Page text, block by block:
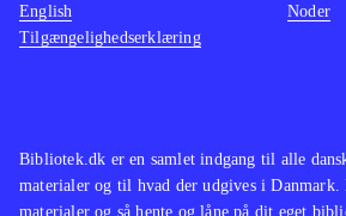
Bibliotek.dk er en samlet indgang til alle
materialer og til hvad der udgives i Danmark.
materialer og så hente og låne på dit eget
English
Tilgængelighedserklæring
Noder